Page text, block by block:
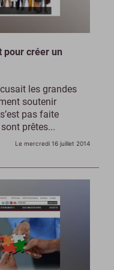
pour créer un
les grandes
soutenir
pas faite
prêtes...
Le mercredi 16 juillet 2014